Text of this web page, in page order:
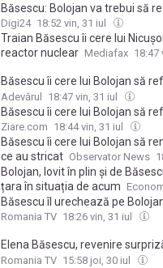
Băsescu: Bolojan va trebui să
în care este acum de tandemul
Digi24 18:52 vin, 31 iul
Traian Băsescu îi cere lui
reactor nuclear Mediafax 18:47
Băsescu îi cere lui Bolojan să
fost adusă în situaţia în care
Adevărul 18:47 vin, 31 iul
Băsescu îi cere lui Bolojan să
AUR". "Trebuie să înțeleagă
Ziare.com 18:44 vin, 31 iul
Băsescu îi cere lui Bolojan să
ce au stricat Observator News
Bolojan, lovit în plin și de
țara în situația de acum
Băsescu îl urechează pe
orgoliul şi interesele lui şi să
Romania TV 18:26 vin, 31 iul
Elena Băsescu, revenire
fostului președinte Traian
Romania TV 15:58 joi, 30 iul